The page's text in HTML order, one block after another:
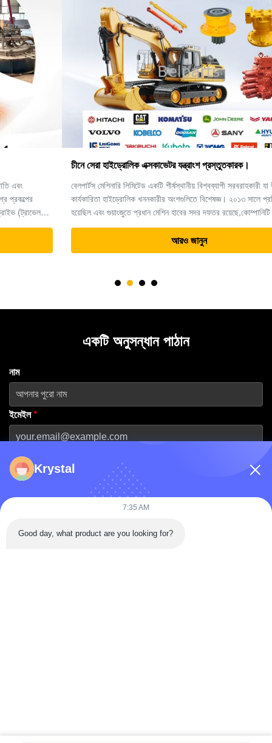
চীনে সেরা হাইড্রোলিক এক্সকাভেটর যন্ত্রাংশ প্রস্তুতকারক।
বেলপার্টস মেশিনারি লিমিটেড একটি শীর্ষস্থানীয় বিশ্বব্যাপী সরবরাহকারী যা উচ্চ-
কার্যকারিতা হাইড্রোলিক খননকারীর অংশগুলিতে বিশেষজ্ঞ। ২০১৩ সালে প্রতিষ্ঠিত
হয়েছিল এবং গুয়াংজুতে প্রধান মেশিন হাবের সদর দফতর রয়েছে,কোম্পানিটি বিশ্বব্যাপী
ভারী সরঞ্জাম সমাধানের জন্য একটি নির্ভরযোগ্য অংশীদার হিসাবে তার খ্যাতি ...
একটি অনুসন্ধান পাঠান
নাম
ইমেইল*
ফোন নম্বর
কোম্পানির নাম
Krystal
7:35 AM
Good day, what product are you looking for?